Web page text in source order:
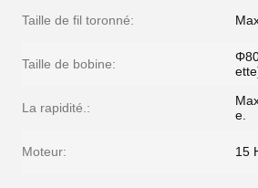
Taille de fil toronné:
Taille de bobine:
La rapidité.:
e.
Moteur: 15